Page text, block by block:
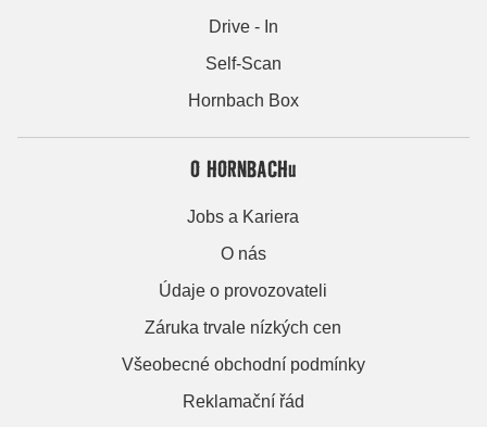
Drive - In
Self-Scan
Hornbach Box
O HORNBACHu
Jobs a Kariera
O nás
Údaje o provozovateli
Záruka trvale nízkých cen
Všeobecné obchodní podmínky
Reklamační řád